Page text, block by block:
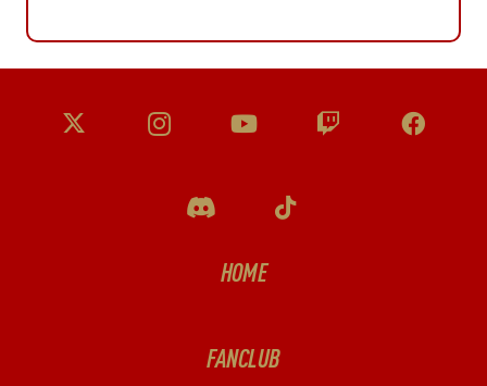
HOME
FANCLUB